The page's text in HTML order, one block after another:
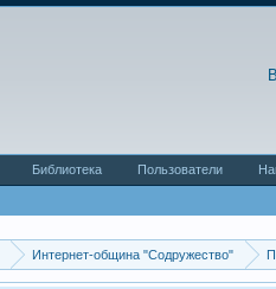
Интернет-община "Содружество"
Библиотека Пользователи